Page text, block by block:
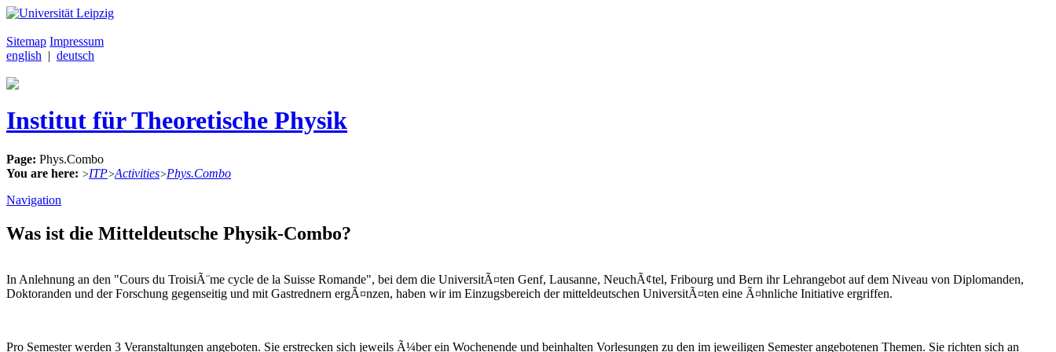
Sitemap Impressum
english | deutsch
Institut für Theoretische Physik
Page: Phys.Combo
You are here: >ITP>Activities>Phys.Combo
Navigation
Was ist die Mitteldeutsche Physik-Combo?
In Anlehnung an den "Cours du TroisiÃ¨me cycle de la Suisse Romande", bei dem die UniversitÃ¤ten Genf, Lausanne, NeuchÃ¢tel, Fribourg und Bern ihr Lehrangebot auf dem Niveau von Diplomanden,
Doktoranden und der Forschung gegenseitig und mit Gastrednern ergÃ¤nzen, haben wir im Einzugsbereich der mitteldeutschen UniversitÃ¤ten eine Ã¤hnliche Initiative ergriffen.
Pro Semester werden 3 Veranstaltungen angeboten. Sie erstrecken sich jeweils Ã¼ber ein Wochenende und beinhalten Vorlesungen zu den im jeweiligen Semester angebotenen Themen. Sie richten sich an